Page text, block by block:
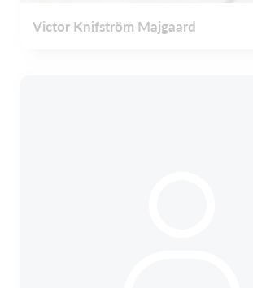
Victor Knifström Majgaard